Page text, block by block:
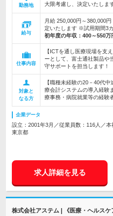
勤務地
大限考慮し、決定いたしま
給与
月給 250,000円～380,000
定いたします ※試用期間3
初年度の年収： 400～550万
仕事内容
【ICTを通し医療現場を支
ーとして、富士通社製品や
守サポートを担当します！
対象と
なる方
【職種未経験の20－40代
療会計システムの導入経験
療事務・病院就業等の経験
企業データ
設立：2001年3月／従業員数：116人／本
東京都
求人詳細を見る
株式会社アステム | 《医療・ヘルス